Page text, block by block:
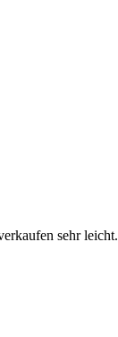
sehr leicht.